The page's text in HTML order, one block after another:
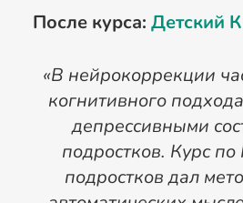
После курса: Детский
«В нейрокоррекции
когнитивного
депрессивными
подростков. Курс
подростков дал